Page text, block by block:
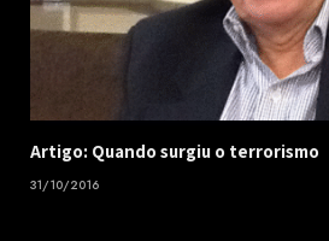
Artigo: Quando surgiu o terrorismo
31/10/2016